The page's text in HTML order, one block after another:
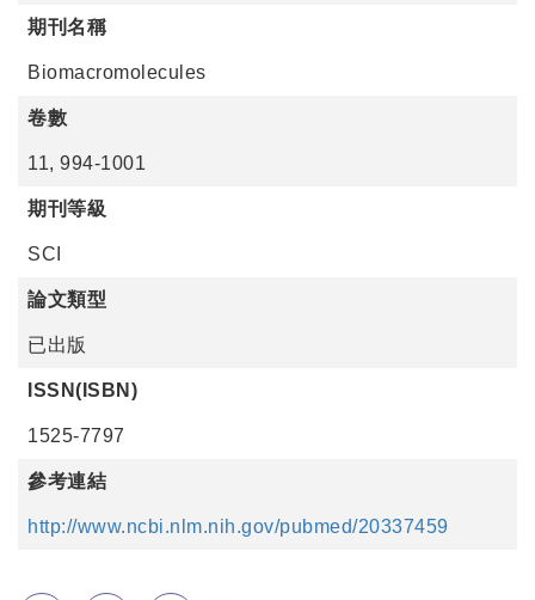
期刊名稱
Biomacromolecules
卷數
11, 994-1001
期刊等級
SCI
論文類型
已出版
ISSN(ISBN)
1525-7797
參考連結
http://www.ncbi.nlm.nih.gov/pubmed/20337459